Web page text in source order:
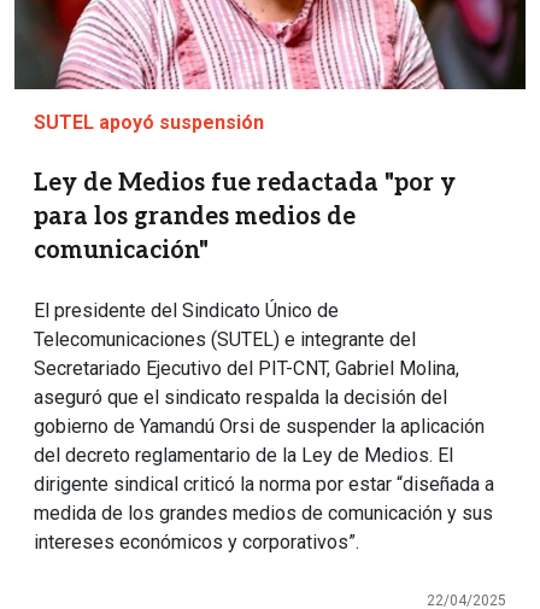
SUTEL apoyó suspensión
Ley de Medios fue redactada "por y
para los grandes medios de
comunicación"
El presidente del Sindicato Único de
Telecomunicaciones (SUTEL) e integrante del
Secretariado Ejecutivo del PIT-CNT, Gabriel Molina,
aseguró que el sindicato respalda la decisión del
gobierno de Yamandú Orsi de suspender la aplicación
del decreto reglamentario de la Ley de Medios. El
dirigente sindical criticó la norma por estar “diseñada a
medida de los grandes medios de comunicación y sus
intereses económicos y corporativos”.
22/04/2025